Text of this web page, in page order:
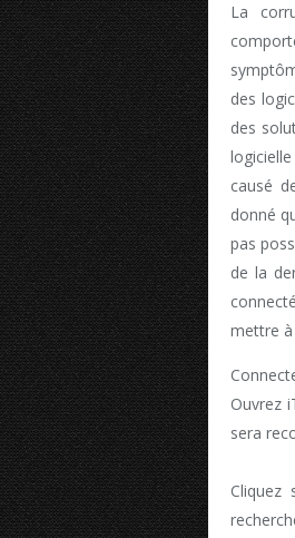
La
des
des
causé
donné
pas
de la
mettre
Ouvrez
sera